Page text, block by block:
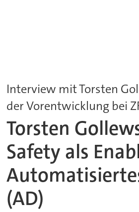
Interview mit Torsten
der Vorentwicklung bei
Torsten
Safety als
(AD)